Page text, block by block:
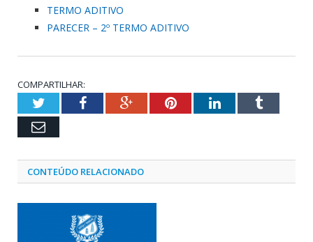
TERMO ADITIVO
PARECER – 2º TERMO ADITIVO
COMPARTILHAR:
TwitterFacebookGoogle+PinterestLinkedInTumblr
Email
CONTEÚDO RELACIONADO